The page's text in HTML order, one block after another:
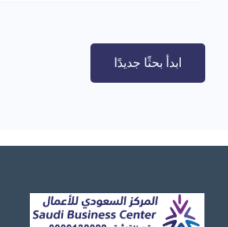
ابدأ بحثًا جديدًا